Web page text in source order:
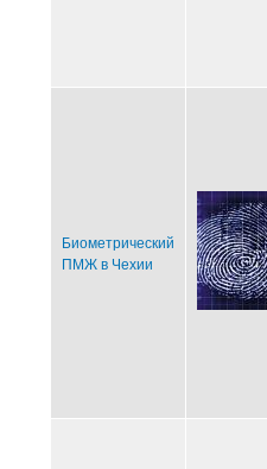
Биометрический
ПМЖ в Чехии